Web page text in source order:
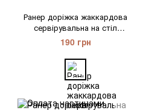
Ранер доріжка жаккардова
сервірувальна на стіл
Лавандін-3 (40 × 150 см,
поліестер, білий) IMI
190 грн